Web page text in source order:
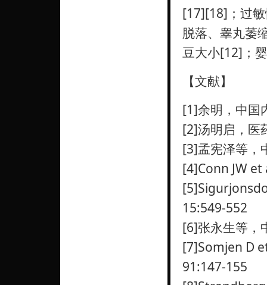
[17][18]；过
脱落、睾丸萎
豆大小[12]；
【文献】
[1]余明，中国
[2]汤明启，医
[3]孟宪泽等，
[4]Conn JW et
15:549-552
[6]张永生等，
[7]Somjen D
91:147-155